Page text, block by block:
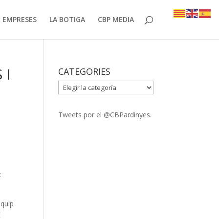
EMPRESES LA BOTIGA CBP MEDIA
I CATEGORIES
CATEGORIES
Tweets por el @CBPardinyes.